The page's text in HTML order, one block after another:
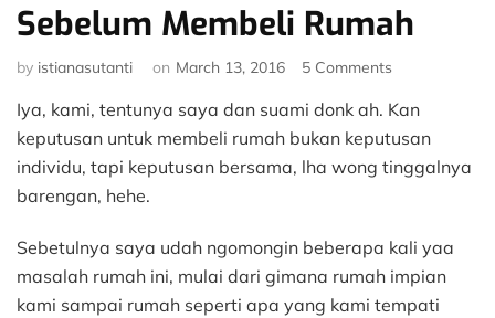
Sebelum Membeli Rumah
by istianasutanti on March 13, 2016 5 Comments
Hal
Yang
Kami
Pikirkan
Rumah
Iya, kami, tentunya saya dan suami donk ah. Kan
keputusan untuk membeli rumah bukan keputusan
individu, tapi keputusan bersama, lha wong tinggalnya
barengan, hehe.
Sebetulnya saya udah ngomongin beberapa kali yaa
masalah rumah ini, mulai dari gimana rumah impian
kami sampai rumah seperti apa yang kami tempati